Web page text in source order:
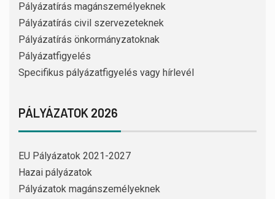
Pályázatírás magánszemélyeknek
Pályázatírás civil szervezeteknek
Pályázatírás önkormányzatoknak
Pályázatfigyelés
Specifikus pályázatfigyelés vagy hírlevél
PÁLYÁZATOK 2026
EU Pályázatok 2021-2027
Hazai pályázatok
Pályázatok magánszemélyeknek